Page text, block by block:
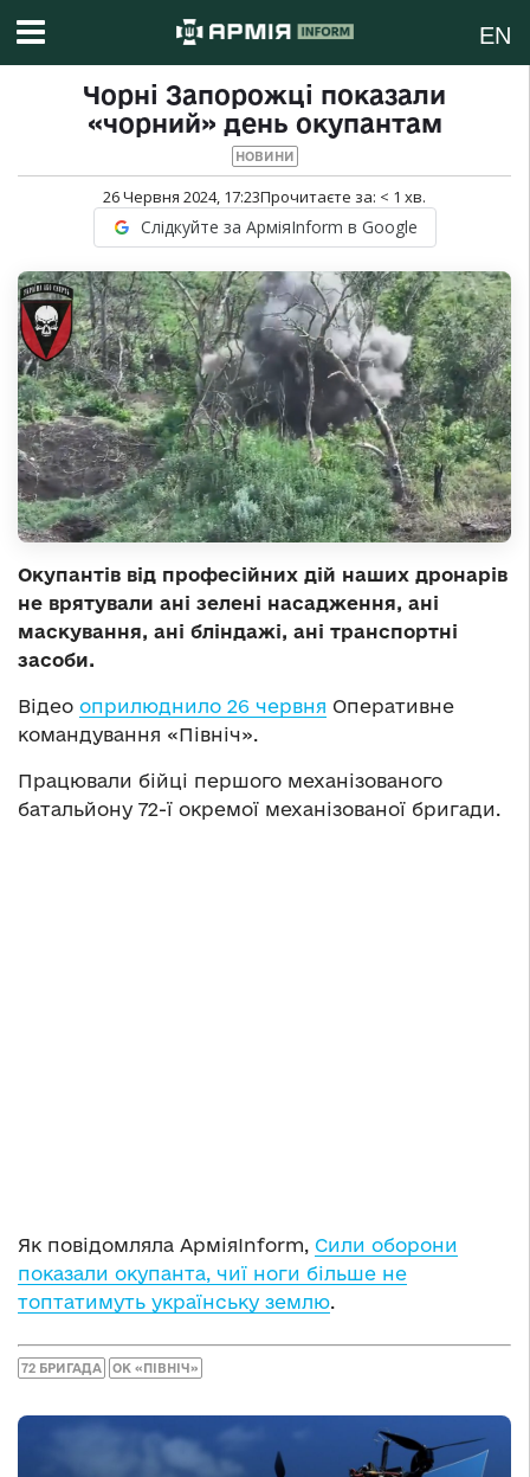
EN
Чорні Запорожці показали
«чорний» день окупантам
НОВИНИ
26 Червня 2024, 17:23Прочитаєте за: < 1 хв.
Слідкуйте за АрміяInform в Google
Окупантів від професійних дій наших дронарів
не врятували ані зелені насадження, ані
маскування, ані бліндажі, ані транспортні
засоби.
Відео оприлюднило 26 червня Оперативне
командування «Північ».
Працювали бійці першого механізованого
батальйону 72-ї окремої механізованої бригади.
Як повідомляла АрміяInform, Сили оборони
показали окупанта, чиї ноги більше не
топтатимуть українську землю.
72 БРИГАДА ОК «ПІВНІЧ»